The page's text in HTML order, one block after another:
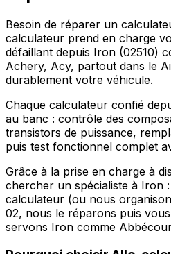
Besoin de réparer un
calculateur prend en charge
défaillant depuis Iron (02510)
Achery, Acy, partout dans le
durablement votre véhicule.
Chaque calculateur confié
au banc : contrôle des
transistors de puissance,
puis test fonctionnel complet
Grâce à la prise en charge à
chercher un spécialiste à Iron
calculateur (ou nous
02, nous le réparons puis
servons Iron comme